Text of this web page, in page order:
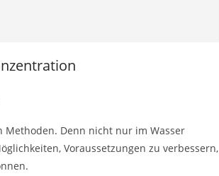
Methoden. Denn nicht nur im Wasser
Voraussetzungen zu verbessern,